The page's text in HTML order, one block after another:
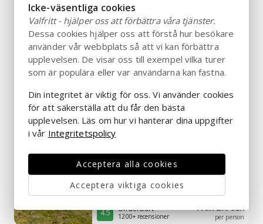
Zipline på Kungsbyggets äventyrspark
1 timme 15 min
4.5 Underbart
1200+ recensioner
Från 315 SEK
Vinprovning med två glas vin på Vejby
vingård
1 timme
4.7 Underbart Från 300 SEK
Familjekul
Sommarrodelpass - 1 timme på
Kungsbygget Äventyrspark
1 timme
4.5 Underbart
1200+ recensioner
Från 210 SEK
per person
Icke-väsentliga cookies
Valfritt - hjälper oss att förbättra våra tjänster.
Dessa cookies hjälper oss att förstå hur besökare
använder vår webbplats så att vi kan förbättra
upplevelsen. De visar oss till exempel vilka turer
som är populära eller var användarna kan fastna.
Din integritet är viktig för oss. Vi använder cookies
för att säkerställa att du får den bästa
upplevelsen. Läs om hur vi hanterar dina uppgifter
i vår Integritetspolicy
Acceptera alla cookies
Acceptera viktiga cookies